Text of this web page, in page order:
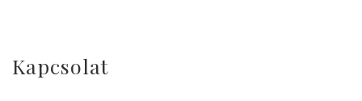
Kapcsolat